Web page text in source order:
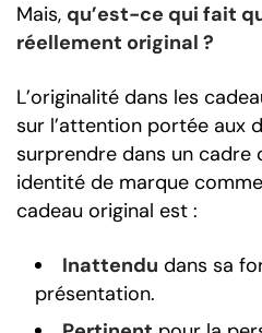
Mais, qu’est-ce qui fait
réellement original ?
L’originalité dans les
sur l’attention portée aux
surprendre dans un cadre
identité de marque
cadeau original est :
Inattendu dans sa
présentation.